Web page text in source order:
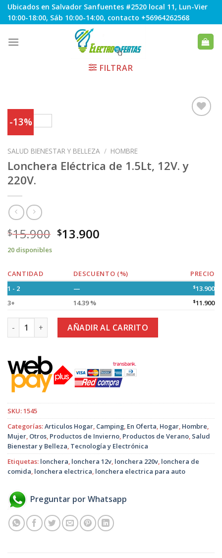
Skip
to
Ubicados en Salvador Sanfuentes #2520 local 11, Lun-Vier
10:00-18:00, Sáb 10:00-14:00, contacto +56964262568
FILTRAR
-13%
Favoritos
SALUD BIENESTAR Y BELLEZA / HOMBRE
Lonchera Eléctrica de 1.5Lt, 12V. y
220V.
$15.900 $13.900
20 disponibles
CANTIDAD DESCUENTO (%)
PRECIO
1 - 2
— $13.900
3+
14.39 % $11.900
Lonchera Eléctrica de 1.5Lt, 12V. y 220V. cantidad
AÑADIR AL CARRITO
SKU:1545
Categorías:Articulos Hogar, Camping, En Oferta, Hogar, Hombre,
Mujer, Otros, Productos de Invierno, Productos de Verano, Salud
Bienestar y Belleza, Tecnología y Electrónica
Etiquetas: lonchera, lonchera 12v, lonchera 220v, lonchera de
comida, lonchera electrica, lonchera electrica para auto
Preguntar por Whatsapp